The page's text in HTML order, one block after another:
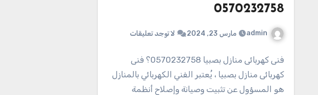
0570232758
admin مارس 23, 2024 لا توجد تعليقات
فنى كهربائى منازل بصبيا 0570232758؟ فنى
كهربائى منازل بصبيا ، يُعتبر الفني الكهربائي بالمنازل
هو المسؤول عن تثبيت وصيانة وإصلاح أنظمة